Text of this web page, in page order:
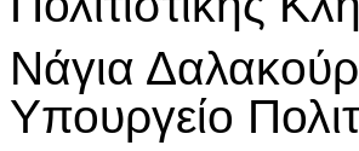
Νάγια
Υπουργείο